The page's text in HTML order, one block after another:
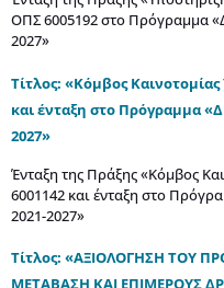
ΟΠΣ 6005192 στο Πρόγραμμα
2027»
Τίτλος: «Κόμβος
και ένταξη στο Πρόγραμμα
2027»
Ένταξη της Πράξης «Κόμβος
6001142 και ένταξη στο
2021-2027»
Τίτλος: «ΑΞΙΟΛΟΓΗΣΗ ΤΟΥ
ΜΕΤΑΒΑΣΗ ΚΑΙ ΕΠΙΜΕΡΟΥΣ